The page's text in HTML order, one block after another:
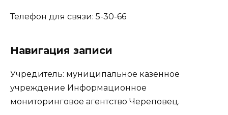
Телефон для связи: 5-30-66
Навигация записи
Учредитель: муниципальное казенное
учреждение Информационное
мониторинговое агентство Череповец.